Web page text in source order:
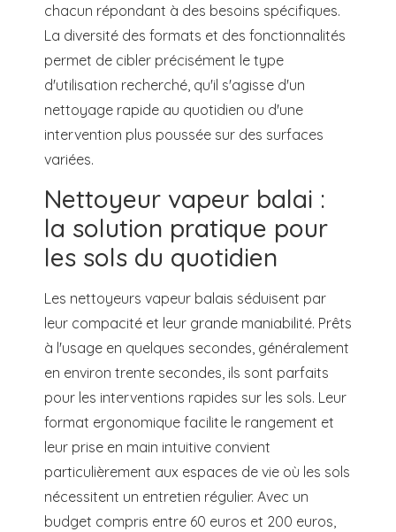
chacun répondant à des besoins spécifiques.
La diversité des formats et des fonctionnalités
permet de cibler précisément le type
d'utilisation recherché, qu'il s'agisse d'un
nettoyage rapide au quotidien ou d'une
intervention plus poussée sur des surfaces
variées.
Nettoyeur vapeur balai :
la solution pratique pour
les sols du quotidien
Les nettoyeurs vapeur balais séduisent par
leur compacité et leur grande maniabilité. Prêts
à l'usage en quelques secondes, généralement
en environ trente secondes, ils sont parfaits
pour les interventions rapides sur les sols. Leur
format ergonomique facilite le rangement et
leur prise en main intuitive convient
particulièrement aux espaces de vie où les sols
nécessitent un entretien régulier. Avec un
budget compris entre 60 euros et 200 euros,